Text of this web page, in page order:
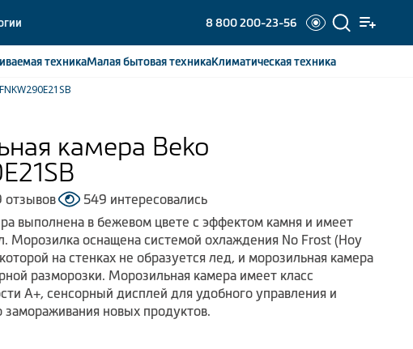
8 800 200-23-56
техникаМалая бытоваятехникаКлиматическаятехника
FNKW290E21SB
камера Beko
отзывов
549 интересовались
выполнена в бежевом цвете с эффектом камня и имеет
Морозилка оснащена системой охлаждения No Frost (Ноу
на стенках не образуется лед, и морозильная камера
разморозки. Морозильная камера имеет класс
А+, сенсорный дисплей для удобного управления и
новых продуктов.